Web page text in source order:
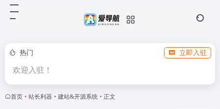
热门 立即入驻
欢迎入驻！
首页 • 站长利器 • 建站&开源系统 • 正文